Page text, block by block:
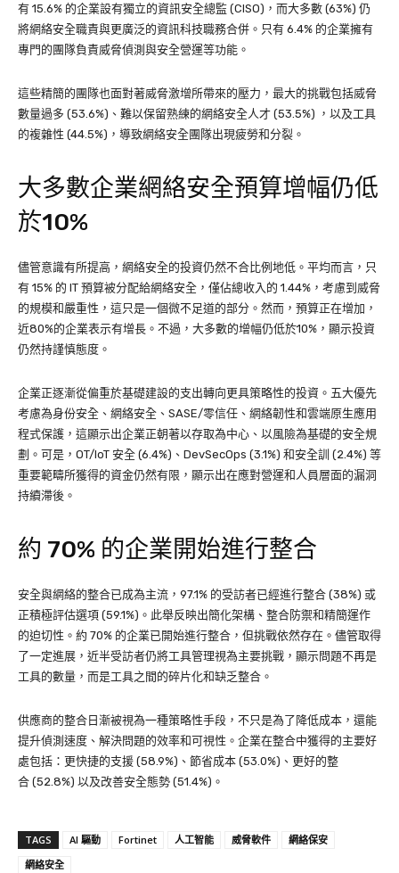
有 15.6% 的企業設有獨立的資訊安全總監 (CISO)，而大多數 (63%) 仍
將網絡安全職責與更廣泛的資訊科技職務合併。只有 6.4% 的企業擁有
專門的團隊負責威脅偵測與安全營運等功能。
這些精簡的團隊也面對著威脅激增所帶來的壓力，最大的挑戰包括威脅
數量過多 (53.6%)、難以保留熟練的網絡安全人才 (53.5%) ，以及工具
的複雜性 (44.5%)，導致網絡安全團隊出現疲勞和分裂。
大多數企業網絡安全預算增幅仍低
於10%
儘管意識有所提高，網絡安全的投資仍然不合比例地低。平均而言，只
有 15% 的 IT 預算被分配給網絡安全，僅佔總收入的 1.44%，考慮到威脅
的規模和嚴重性，這只是一個微不足道的部分。然而，預算正在增加，
近80%的企業表示有增長。不過，大多數的增幅仍低於10%，顯示投資
仍然持謹慎態度。
企業正逐漸從偏重於基礎建設的支出轉向更具策略性的投資。五大優先
考慮為身份安全、網絡安全、SASE/零信任、網絡韌性和雲端原生應用
程式保護，這顯示出企業正朝著以存取為中心、以風險為基礎的安全規
劃。可是，OT/IoT 安全 (6.4%)、DevSecOps (3.1%) 和安全訓 (2.4%) 等
重要範疇所獲得的資金仍然有限，顯示出在應對營運和人員層面的漏洞
持續滯後。
約 70% 的企業開始進行整合
安全與網絡的整合已成為主流，97.1% 的受訪者已經進行整合 (38%) 或
正積極評估選項 (59.1%)。此舉反映出簡化架構、整合防禦和精簡運作
的迫切性。約 70% 的企業已開始進行整合，但挑戰依然存在。儘管取得
了一定進展，近半受訪者仍將工具管理視為主要挑戰，顯示問題不再是
工具的數量，而是工具之間的碎片化和缺乏整合。
供應商的整合日漸被視為一種策略性手段，不只是為了降低成本，還能
提升偵測速度、解決問題的效率和可視性。企業在整合中獲得的主要好
處包括：更快捷的支援 (58.9%)、節省成本 (53.0%)、更好的整
合 (52.8%) 以及改善安全態勢 (51.4%)。
TAGS AI 驅動 Fortinet 人工智能 威脅軟件
網絡保安
網絡安全